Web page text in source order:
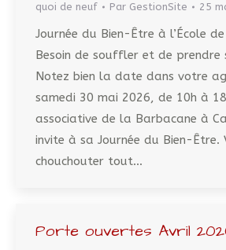
quoi de neuf Par GestionSite 25
Journée du Bien-Être à l’École
Besoin de souffler et de prendre
Notez bien la date dans votre
samedi 30 mai 2026, de 10h à
associative de la Barbacane à
invite à sa Journée du Bien-Être.
chouchouter tout…
Porte ouvertes Avril